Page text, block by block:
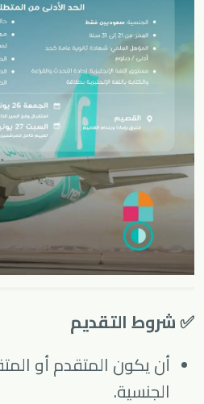
✅ شروط التقديم
أن يكون المتقدم أو
الجنسية.